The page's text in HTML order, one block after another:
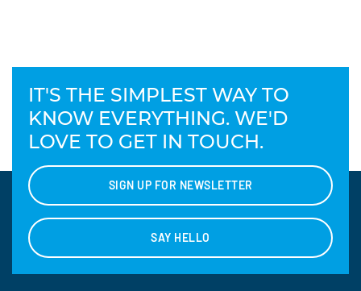
IT'S THE SIMPLEST WAY TO
KNOW EVERYTHING. WE'D
LOVE TO GET IN TOUCH.
SIGN UP FOR NEWSLETTER
SAY HELLO